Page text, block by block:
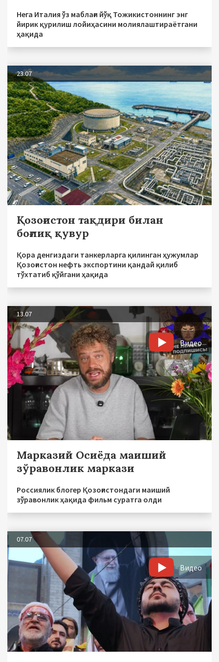
Нега Италия ўз маблағи йўқ Тожикистоннинг энг
йирик қурилиш лойиҳасини молиялаштираётгани
ҳақида
23.07
Қозоғистон тақдири билан
боғлиқ қувур
Қора денгиздаги танкерларга қилинган ҳужумлар
Қозоғистон нефть экспортини қандай қилиб
тўхтатиб қўйгани ҳақида
13.07
Видео
Марказий Осиёда маиший
зўравонлик маркази
Россиялик блогер Қозоғистондаги маиший
зўравонлик ҳақида фильм суратга олди
07.07
Видео